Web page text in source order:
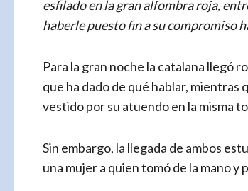
esfilado en la gran alfombra roja,
haberle puesto fin a su compromiso
Para la gran noche la catalana llegó
que ha dado de qué hablar, mientras
vestido por su atuendo en la misma
Sin embargo, la llegada de ambos
una mujer a quien tomó de la mano